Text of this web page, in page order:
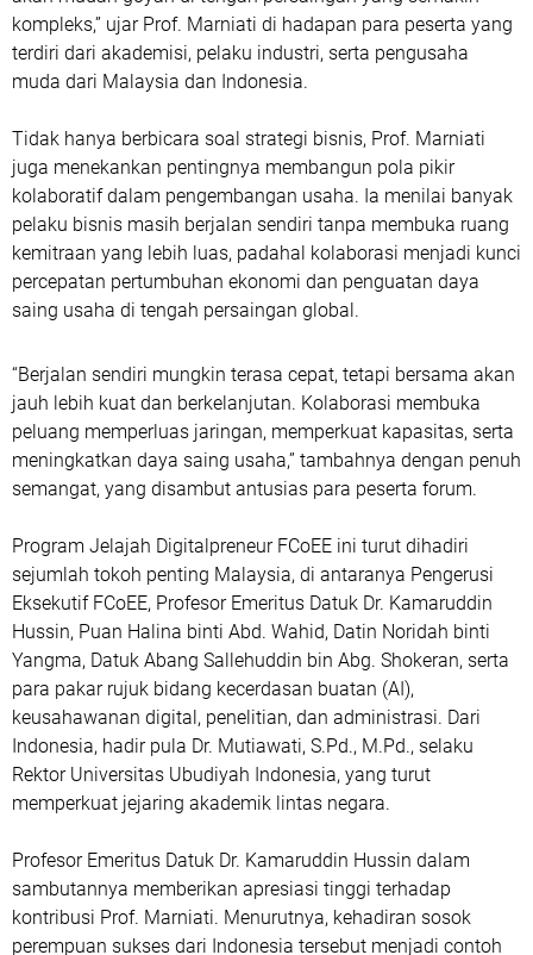
kompleks,” ujar Prof. Marniati di hadapan para peserta yang
terdiri dari akademisi, pelaku industri, serta pengusaha
muda dari Malaysia dan Indonesia.
Tidak hanya berbicara soal strategi bisnis, Prof. Marniati
juga menekankan pentingnya membangun pola pikir
kolaboratif dalam pengembangan usaha. Ia menilai banyak
pelaku bisnis masih berjalan sendiri tanpa membuka ruang
kemitraan yang lebih luas, padahal kolaborasi menjadi kunci
percepatan pertumbuhan ekonomi dan penguatan daya
saing usaha di tengah persaingan global.
“Berjalan sendiri mungkin terasa cepat, tetapi bersama akan
jauh lebih kuat dan berkelanjutan. Kolaborasi membuka
peluang memperluas jaringan, memperkuat kapasitas, serta
meningkatkan daya saing usaha,” tambahnya dengan penuh
semangat, yang disambut antusias para peserta forum.
Program Jelajah Digitalpreneur FCoEE ini turut dihadiri
sejumlah tokoh penting Malaysia, di antaranya Pengerusi
Eksekutif FCoEE, Profesor Emeritus Datuk Dr. Kamaruddin
Hussin, Puan Halina binti Abd. Wahid, Datin Noridah binti
Yangma, Datuk Abang Sallehuddin bin Abg. Shokeran, serta
para pakar rujuk bidang kecerdasan buatan (AI),
keusahawanan digital, penelitian, dan administrasi. Dari
Indonesia, hadir pula Dr. Mutiawati, S.Pd., M.Pd., selaku
Rektor Universitas Ubudiyah Indonesia, yang turut
memperkuat jejaring akademik lintas negara.
Profesor Emeritus Datuk Dr. Kamaruddin Hussin dalam
sambutannya memberikan apresiasi tinggi terhadap
kontribusi Prof. Marniati. Menurutnya, kehadiran sosok
perempuan sukses dari Indonesia tersebut menjadi contoh